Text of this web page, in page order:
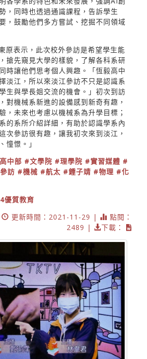
，同時也透過通識課程，告訴學生
，鼓勵他們多方嘗試、挖掘不同領域
原表示，此次校外參訪是希望學生能
搶先窺見大學的樣貌，了解各科系研
時讓他們思考個人興趣。「恆毅高中
淡江，所以來淡江參訪不只是認識系
生與學長姐交流的機會。」初次到訪
對機械系新進的設備感到新奇有趣，
，未來也考慮以機械系為升學目標；
的系所介紹詳細，有助於認識學系內
次參訪很有趣，讓我初次來到淡江，
憧憬。」
中部 #文學院 #理學院 #實習媒體 #
訪 #機械 #航太 #鍾子靖 #物理 #化
優質教育
更新時間：2021-11-29 |
點閱：
2489 |
下載：